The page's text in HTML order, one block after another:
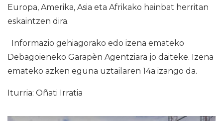
Europa, Amerika, Asia eta Afrikako hainbat herritan
eskaintzen dira.
Informazio gehiagorako edo izena emateko
Debagoieneko Garapèn Agentziara jo daiteke. Izena
emateko azken eguna uztailaren 14a izango da.
Iturria: Oñati Irratia